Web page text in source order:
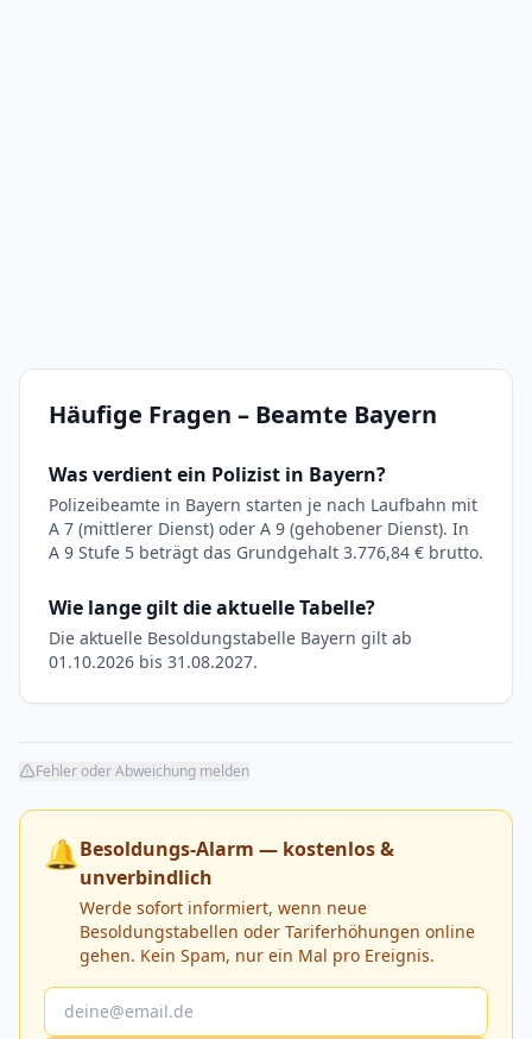
Häufige Fragen – Beamte Bayern
Was verdient ein Polizist in Bayern?
Polizeibeamte in Bayern starten je nach Laufbahn mit
A 7 (mittlerer Dienst) oder A 9 (gehobener Dienst). In
A 9 Stufe 5 beträgt das Grundgehalt 3.776,84 € brutto.
Wie lange gilt die aktuelle Tabelle?
Die aktuelle Besoldungstabelle Bayern gilt ab
01.10.2026 bis 31.08.2027.
Fehler oder Abweichung melden
🔔Besoldungs-Alarm — kostenlos &
unverbindlich
Werde sofort informiert, wenn neue
Besoldungstabellen oder Tariferhöhungen online
gehen. Kein Spam, nur ein Mal pro Ereignis.